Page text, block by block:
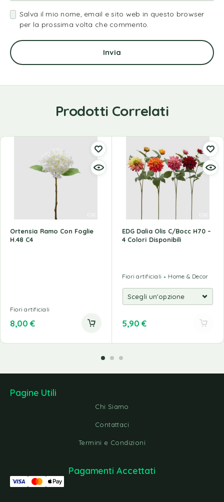
Salva il mio nome, email e sito web in questo browser
per la prossima volta che commento.
Prodotti Correlati
Ortensia Ramo Con Foglie
H.48 C4
Fiori artificiali
8,00€
EDG Dalia Olis C/Bocc H70 –
4 Colori Disponibili
Fiori artificiali Home & Decor
5,90€
Pagine Utili
Chi Siamo
Contattaci
Termini e Condizioni
Pagamenti Accettati